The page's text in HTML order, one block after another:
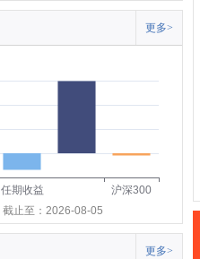
更多>
任期收益
沪深300
截止至：2026-08-05
更多>